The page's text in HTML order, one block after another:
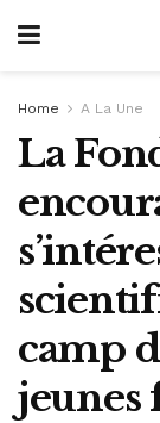
Home A La Une
La
camp
jeunes